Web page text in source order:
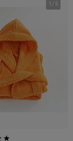
1 / 5